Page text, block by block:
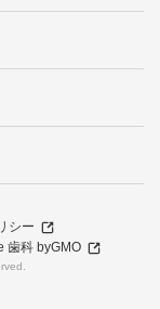
シー
歯科 byGMO